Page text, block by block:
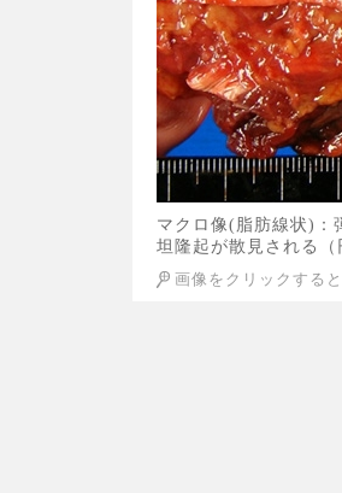
マクロ像(脂肪線状)：
坦隆起が散見される（
画像をクリックする